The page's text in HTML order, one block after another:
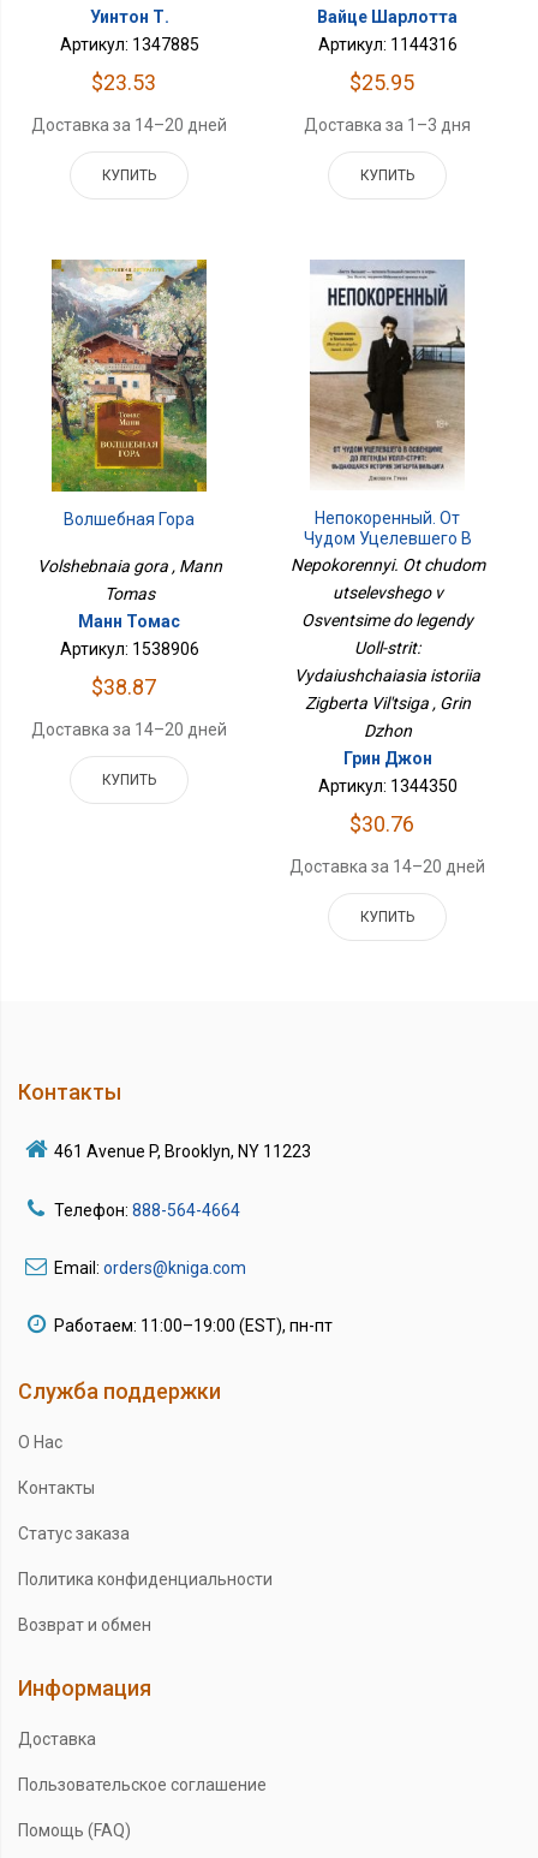
Уинтон Т.
Артикул: 1347885
$23.53
Доставка за 14–20 дней
КУПИТЬ
Вайце Шарлотта
Артикул: 1144316
$25.95
Доставка за 1–3 дня
КУПИТЬ
Волшебная Гора
Volshebnaia gora , Mann
Tomas
Манн Томас
Артикул: 1538906
$38.87
Доставка за 14–20 дней
КУПИТЬ
Непокоренный. От
Чудом Уцелевшего В
Освенциме До Легенды
Уолл-Стрит:
Выдающаяся История
Зигберта Вильцига
Nepokorennyi. Ot chudom
utselevshego v
Osventsime do legendy
Uoll-strit:
Vydaiushchaiasia istoriia
Zigberta Vil'tsiga , Grin
Dzhon
Грин Джон
Артикул: 1344350
$30.76
Доставка за 14–20 дней
КУПИТЬ
Контакты
461 Avenue P, Brooklyn, NY 11223
Телефон: 888-564-4664
Email: orders@kniga.com
Работаем: 11:00–19:00 (EST), пн-пт
Служба поддержки
О Нас
Контакты
Статус заказа
Политика конфиденциальности
Возврат и обмен
Информация
Доставка
Пользовательское соглашение
Помощь (FAQ)